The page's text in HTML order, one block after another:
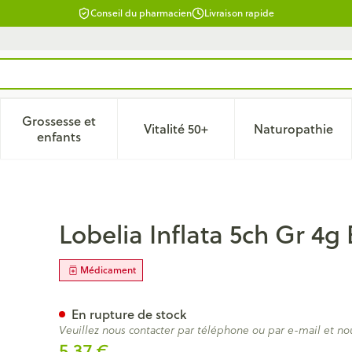
Conseil du pharmacien Livraison rapide
Beauté, soins et hygiène
menu pour la catégorie Régime, alimentation &
Grossesse et
enfantsAfficher le sous-menu pour la catégorie
Vitalité 50+Afficher le sous-menu pour la
Naturopathie
Afficher
Lobelia Inflata 5ch Gr 4g
Médicament
En rupture de stock
Veuillez nous contacter par téléphone ou par e-mail et